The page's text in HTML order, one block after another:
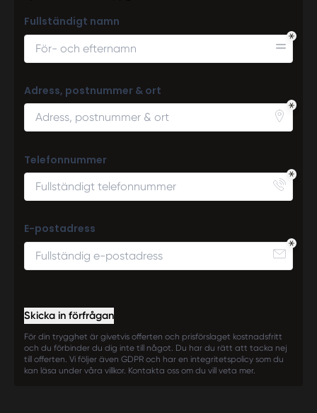
Fullständigt namn
Adress, postnummer & ort
Telefonnummer
E-postadress
Skicka in förfrågan
För din trygghet är givetvis offerten och prisförslaget kostnadsfritt
och du förbinder du dig inte till något. Du har du rätt att tacka nej
till offerten. Vi följer även GDPR och har en integritetspolicy som du
kan läsa under våra villkor. Kontakta oss om du vill veta mer.